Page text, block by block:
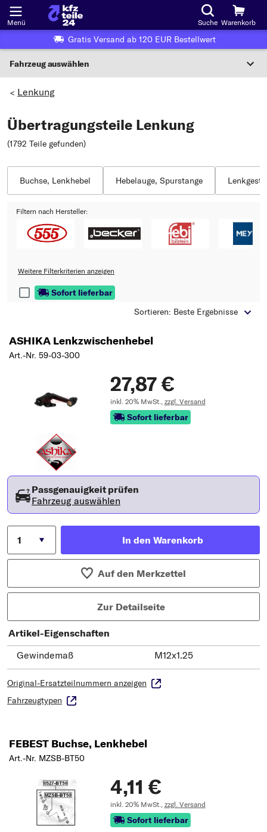
Menü Suche Warenkorb
Gratis Versand ab 120 EUR Bestellwert
Fahrzeug auswählen
Wo finde ich die?
Oder Fahrzeugauswahl nach Kriterien:
Hersteller wählen
Modell wählen
Typ wählen
> Lenkung
Übertragungsteile Lenkung
(1792 Teile gefunden)
Buchse, Lenkhebel Hebelauge, Spurstange
Filtern nach Hersteller:
Weitere Filterkriterien anzeigen
Sofort lieferbar
Sortieren: Beste Ergebnisse
ASHIKA Lenkzwischenhebel
Art.-Nr. 59-03-300
27,87 €
inkl. 20% MwSt., zzgl. Versand
Sofort lieferbar
Passgenauigkeit prüfen
Fahrzeug auswählen
In den Warenkorb
Auf den Merkzettel
Zur Detailseite
Artikel-Eigenschaften
Gewindemaß
M12x1.25
Original-Ersatzteilnummern anzeigen
Fahrzeugtypen
FEBEST Buchse, Lenkhebel
Art.-Nr. MZSB-BT50
4,11 €
inkl. 20% MwSt., zzgl. Versand
Sofort lieferbar